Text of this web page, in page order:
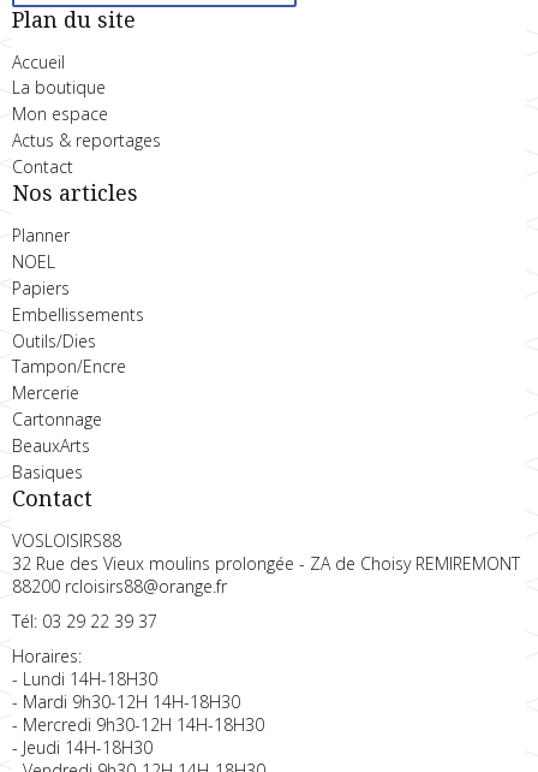
Plan du site
Accueil
La boutique
Mon espace
Actus & reportages
Contact
Nos articles
Planner
NOEL
Papiers
Embellissements
Outils/Dies
Tampon/Encre
Mercerie
Cartonnage
BeauxArts
Basiques
Contact
VOSLOISIRS88
32 Rue des Vieux moulins prolongée - ZA de Choisy REMIREMONT
88200 rcloisirs88@orange.fr
Tél: 03 29 22 39 37
Horaires:
- Lundi 14H-18H30
- Mardi 9h30-12H 14H-18H30
- Mercredi 9h30-12H 14H-18H30
- Jeudi 14H-18H30